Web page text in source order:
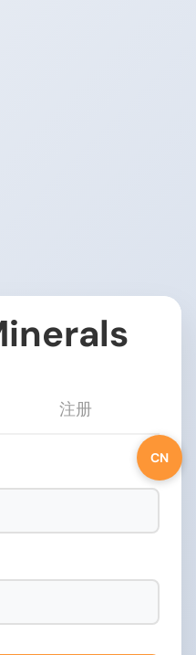
CN
注册